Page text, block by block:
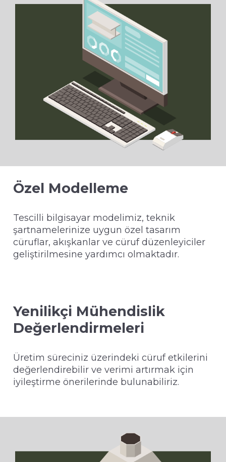
Özel Modelleme
Tescilli bilgisayar modelimiz, teknik
şartnamelerinize uygun özel tasarım
cüruflar, akışkanlar ve cüruf düzenleyiciler
geliştirilmesine yardımcı olmaktadır.
Yenilikçi Mühendislik
Değerlendirmeleri
Üretim süreciniz üzerindeki cüruf etkilerini
değerlendirebilir ve verimi artırmak için
iyileştirme önerilerinde bulunabiliriz.